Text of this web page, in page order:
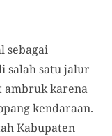
sebagai
salah satu jalur
ambruk karena
kendaraan.
Kabupaten